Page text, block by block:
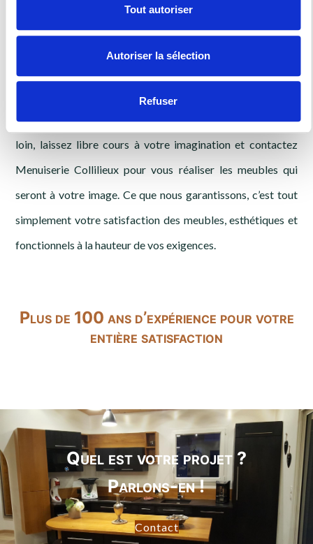
Tout autoriser
Autoriser la sélection
Refuser
dressing dans la
région
Bien au-delà de Belfort, dans la Haute-Saône (70) et plus
loin, laissez libre cours à votre imagination et contactez
Menuiserie Collilieux pour vous réaliser les meubles qui
seront à votre image. Ce que nous garantissons, c’est tout
simplement votre satisfaction des meubles, esthétiques et
fonctionnels à la hauteur de vos exigences.
Plus de 100 ans d’expérience pour votre
entière satisfaction
Quel est votre projet ?
Parlons-en !
Contact